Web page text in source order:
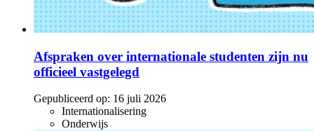
Afspraken over internationale studenten zijn nu
officieel vastgelegd
Gepubliceerd op: 16 juli 2026
Internationalisering
Onderwijs